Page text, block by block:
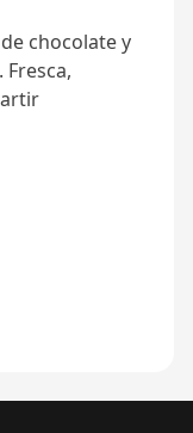
chocolate y